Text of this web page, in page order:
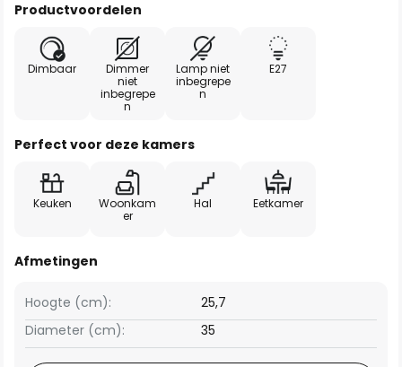
Productvoordelen
Dimbaar
Dimmer
niet
inbegrepe
n
Lamp niet
inbegrepe
n
E27
Perfect voor deze kamers
Keuken
Woonkam
er
Hal Eetkamer
Afmetingen
Hoogte (cm):
25,7
Diameter (cm):
35